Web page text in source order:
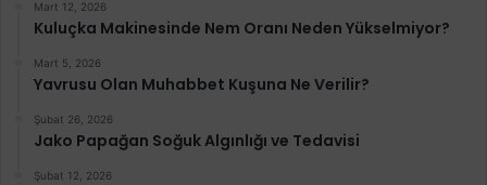
Mart 12, 2026
Kuluçka Makinesinde Nem Oranı Neden Yükselmiyor?
Mart 5, 2026
Yavrusu Olan Muhabbet Kuşuna Ne Verilir?
Şubat 26, 2026
Jako Papağan Soğuk Algınlığı ve Tedavisi
Şubat 12, 2026